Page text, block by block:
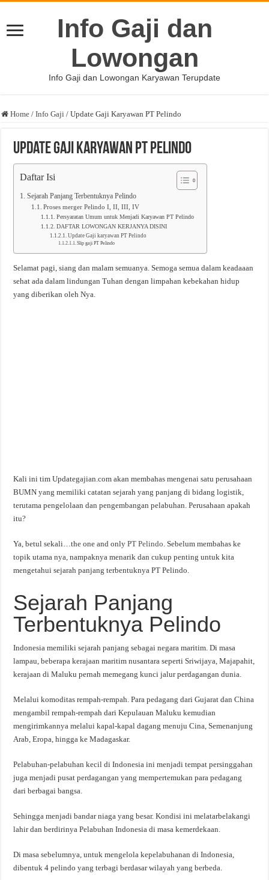
Info Gaji dan
Lowongan
Info Gaji dan Lowongan Karyawan Terupdate
Home / Info Gaji / Update Gaji Karyawan PT Pelindo
Update Gaji Karyawan PT Pelindo
Daftar Isi
Sejarah Panjang Terbentuknya Pelindo
Proses merger Pelindo I, II, III, IV
Persyaratan Umum untuk Menjadi Karyawan PT Pelindo
DAFTAR LOWONGAN KERJANYA DISINI
Update Gaji karyawan PT Pelindo
Slip gaji PT Pelindo
Selamat pagi, siang dan malam semuanya. Semoga semua dalam keadaaan
sehat ada dalam lindungan Tuhan dengan limpahan kebekahan hidup
yang diberikan oleh Nya.
Kali ini tim Updategajian.com akan membahas mengenai satu perusahaan
BUMN yang memiliki catatan sejarah yang panjang di bidang logistik,
terutama pengelolaan dan pengembangan pelabuhan. Perusahaan apakah
itu?
Ya, betul sekali…the one and onlyPT Pelindo. Sebelum membahas ke
topik utama nya, nampaknya menarik dan cukup penting untuk kita
mengetahui sejarah panjang terbentuknya PT Pelindo.
Sejarah Panjang
Terbentuknya Pelindo
Indonesia memiliki sejarah panjang sebagai negara maritim. Di masa
lampau, beberapa kerajaan maritim nusantara seperti Sriwijaya, Majapahit,
kerajaan di Maluku pernah memegang kunci jalur perdagangan dunia.
Melalui komoditas rempah-rempah. Para pedagang dari Gujarat dan China
mengambil rempah-rempah dari Kepulauan Maluku kemudian
mengirimkannya melalui kapal-kapal dagang menuju Cina, Semenanjung
Arab, Eropa, hingga ke Madagaskar.
Pelabuhan-pelabuhan kecil di Indonesia ini menjadi tempat persinggahan
juga menjadi pusat perdagangan yang mempertemukan para pedagang
dari berbagai bangsa.
Sehingga menjadi bandar niaga yang besar. Kondisi ini melatarbelakangi
lahir dan berdirinya Pelabuhan Indonesia di masa kemerdekaan.
Di masa sebelumnya, untuk mengelola kepelabuhanan di Indonesia,
dibentuk 4 pelindo yang terbagi berdasar wilayah yang berbeda.